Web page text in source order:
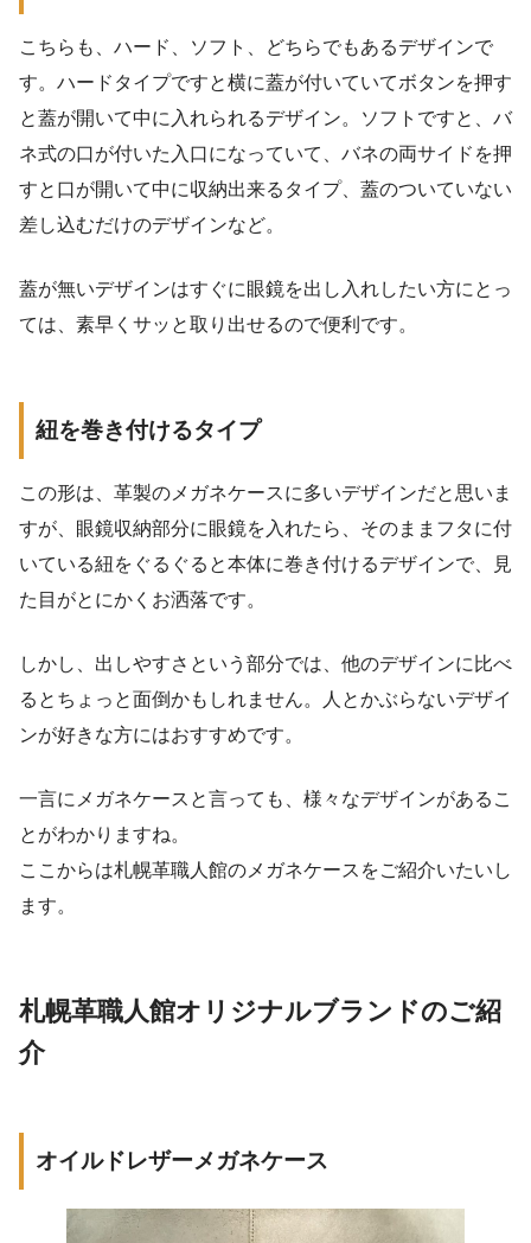
こちらも、ハード、ソフト、どちらでもあるデザインで
す。ハードタイプですと横に蓋が付いていてボタンを押す
と蓋が開いて中に入れられるデザイン。ソフトですと、バ
ネ式の口が付いた入口になっていて、バネの両サイドを押
すと口が開いて中に収納出来るタイプ、蓋のついていない
差し込むだけのデザインなど。
蓋が無いデザインはすぐに眼鏡を出し入れしたい方にとっ
ては、素早くサッと取り出せるので便利です。
紐を巻き付けるタイプ
この形は、革製のメガネケースに多いデザインだと思いま
すが、眼鏡収納部分に眼鏡を入れたら、そのままフタに付
いている紐をぐるぐると本体に巻き付けるデザインで、見
た目がとにかくお洒落です。
しかし、出しやすさという部分では、他のデザインに比べ
るとちょっと面倒かもしれません。人とかぶらないデザイ
ンが好きな方にはおすすめです。
一言にメガネケースと言っても、様々なデザインがあるこ
とがわかりますね。
ここからは札幌革職人館のメガネケースをご紹介いたいし
ます。
札幌革職人館オリジナルブランドのご紹
介
オイルドレザーメガネケース